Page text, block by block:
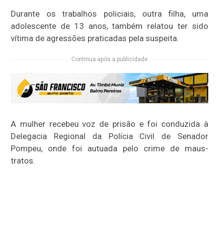
Durante os trabalhos policiais, outra filha, uma
adolescente de 13 anos, também relatou ter sido
vítima de agressões praticadas pela suspeita.
Continua após a publicidade
A mulher recebeu voz de prisão e foi conduzida à
Delegacia Regional da Polícia Civil de Senador
Pompeu, onde foi autuada pelo crime de maus-
tratos.